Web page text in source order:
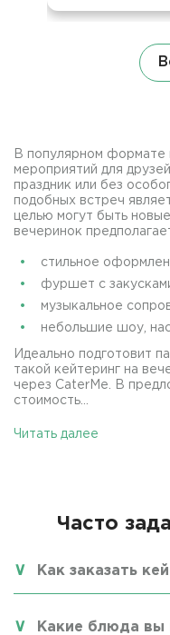
В популярном формате
мероприятий для
праздник или без
подобных встреч
целью могут быть
вечеринок
стильное
фуршет с
музыкальное
небольшие шоу,
Идеально подготовит
такой кейтеринг на
через CaterMe. В
стоимость...
Читать далее
Часто
Как заказать
Какие блюда вы